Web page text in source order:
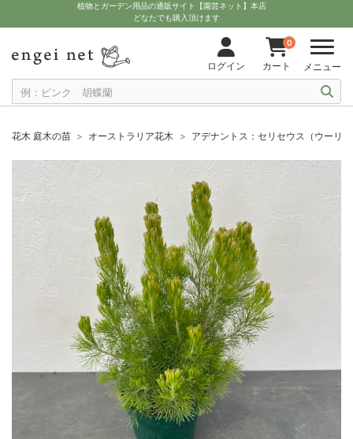
植物とガーデン用品の通販サイト【園芸ネット】本店
どなたでも購入頂けます
ログイン
0
カート メニュー
花木 庭木の苗 オーストラリア花木 アデナントス：セリセウス（ウーリ